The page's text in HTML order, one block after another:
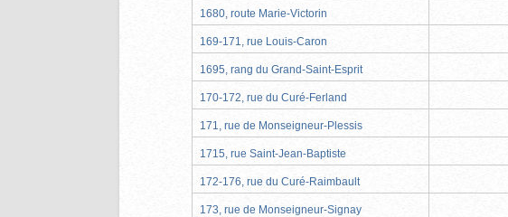
1680, route Marie-Victorin
169-171, rue Louis-Caron
1695, rang du Grand-Saint-Esprit
170-172, rue du Curé-Ferland
171, rue de Monseigneur-Plessis
1715, rue Saint-Jean-Baptiste
172-176, rue du Curé-Raimbault
173, rue de Monseigneur-Signay